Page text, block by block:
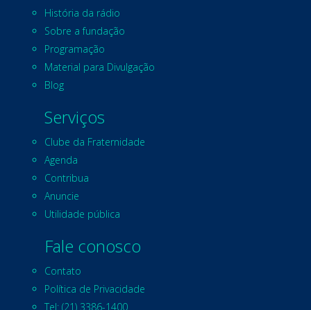
História da rádio
Sobre a fundação
Programação
Material para Divulgação
Blog
Serviços
Clube da Fraternidade
Agenda
Contribua
Anuncie
Utilidade pública
Fale conosco
Contato
Política de Privacidade
Tel: (21) 3386-1400